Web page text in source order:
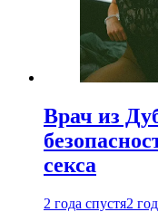
Врач из
секса
2 года спустя2